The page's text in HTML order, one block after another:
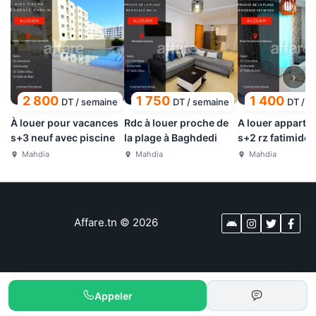
Appeler
2 800 DT /semaine
À louer pour vacances
s+3 neuf avec piscine
Mahdia
1 750 DT /semaine
Rdc à louer proche de
la plage à Baghdedi
Mahdia
1 400 DT /
A louer
s+2 rz fatimide
mer mahdia
Mahdia
›
Affare.tn © 2026